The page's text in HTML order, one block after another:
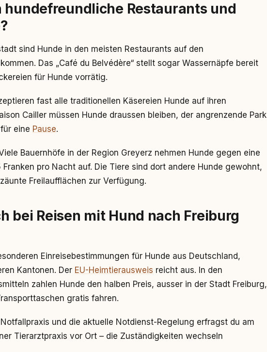
hundefreundliche Restaurants und
sind Hunde in den meisten Restaurants auf den
Das „Café du Belvédère“ stellt sogar Wassernäpfe bereit
für Hunde vorrätig.
fast alle traditionellen Käsereien Hunde auf ihren
Cailler müssen Hunde draussen bleiben, der angrenzende Park
eine Pause.
Bauernhöfe in der Region Greyerz nehmen Hunde gegen eine
Franken pro Nacht auf. Die Tiere sind dort andere Hunde gewohnt,
Freilaufflächen zur Verfügung.
bei Reisen mit Hund nach Freiburg
Einreisebestimmungen für Hunde aus Deutschland,
Kantonen. Der EU-Heimtierausweis reicht aus. In den
zahlen Hunde den halben Preis, ausser in der Stadt Freiburg,
gratis fahren.
und die aktuelle Notdienst-Regelung erfragst du am
Tierarztpraxis vor Ort – die Zuständigkeiten wechseln